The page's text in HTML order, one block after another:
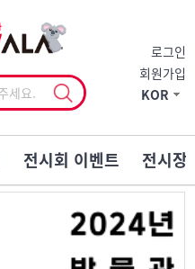
로그인
회원가입
KOR
전시회 이벤트 전시장